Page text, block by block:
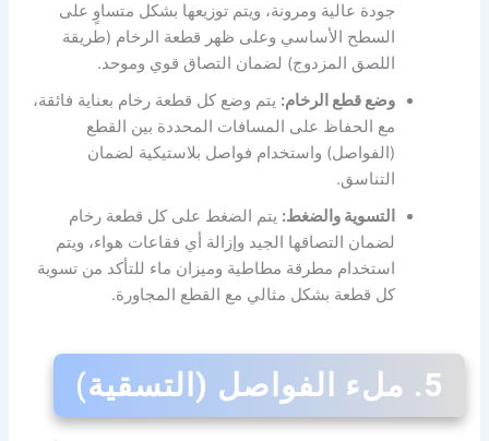
جودة عالية ومرونة، ويتم توزيعها بشكل متساوٍ على
السطح الأساسي وعلى ظهر قطعة الرخام (طريقة
اللصق المزدوج) لضمان التصاق قوي وموحد.
وضع قطع الرخام: يتم وضع كل قطعة رخام بعناية فائقة،
مع الحفاظ على المسافات المحددة بين القطع
(الفواصل) واستخدام فواصل بلاستيكية لضمان
التناسق.
التسوية والضغط: يتم الضغط على كل قطعة رخام
لضمان التصاقها الجيد وإزالة أي فقاعات هواء، ويتم
استخدام مطرقة مطاطية وميزان ماء للتأكد من تسوية
كل قطعة بشكل مثالي مع القطع المجاورة.
5. ملء الفواصل (التسقية)